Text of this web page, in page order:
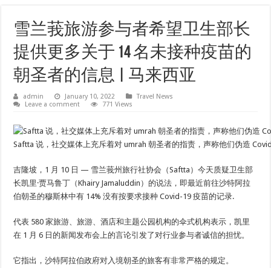
雪兰莪旅游参与者希望卫生部长
提供更多关于 14 名未接种疫苗的
朝圣者的信息 | 马来西亚
admin January 10, 2022
Travel News
Leave a comment
771 Views
Saftta 说，社交媒体上充斥着对 umrah 朝圣者的指责，声称他们伪造
吉隆坡，1 月 10 日 — 雪兰莪州旅行社协会（Saftta）今天质疑卫生部
长凯里·贾马鲁丁（Khairy Jamaluddin）的说法，即最近前往沙特阿拉
伯朝圣的穆斯林中有 14% 没有按要求接种 Covid-19 疫苗的记录.
代表 580 家旅游、旅游、酒店和主题公园机构的伞式机构表示，凯里
在 1 月 6 日的新闻发布会上的言论引发了对行业参与者诚信的担忧。
它指出，沙特阿拉伯政府对入境朝圣的旅客有非常严格的规定。